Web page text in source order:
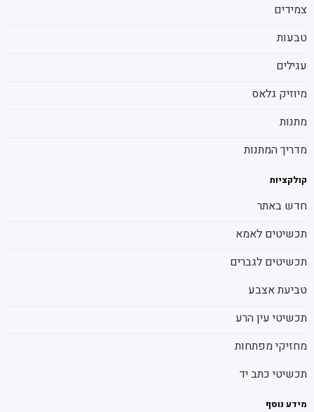
צמידים
טבעות
עגילים
מיוזיק גלאס
מתנות
מדריך המתנות
קולקציות
חדש באתר
תכשיטים לאמא
תכשיטים לגברים
טביעת אצבע
תכשיטי עין הרע
מחזיקי מפתחות
תכשיטי כתב יד
מידע נוסף